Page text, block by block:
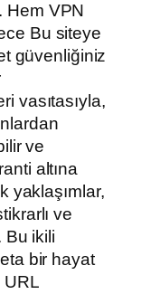
Hem VPN
Bu siteye
güvenliğiniz
vasıtasıyla,
ve
altına
yaklaşımlar,
ve
Bu ikili
bir hayat
URL